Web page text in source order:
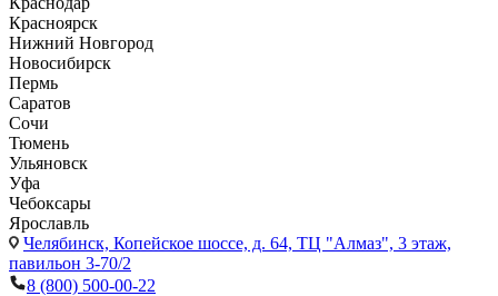
Красноярск
Нижний Новгород
Новосибирск
Пермь
Саратов
Сочи
Тюмень
Ульяновск
Уфа
Чебоксары
Ярославль
Челябинск, Копейское шоссе, д. 64, ТЦ "Алмаз", 3 этаж,
павильон 3-70/2
8 (800) 500-00-22